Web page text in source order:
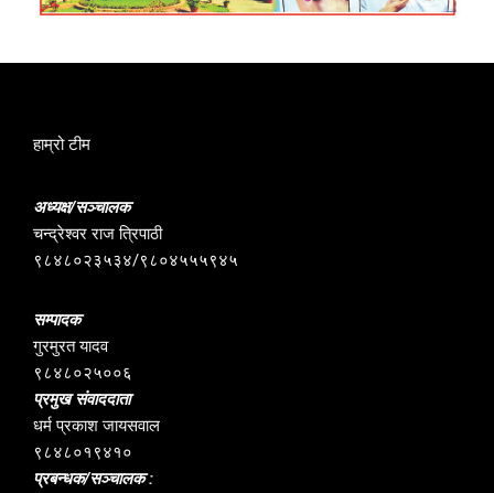
हाम्रो टीम
अध्यक्ष/सञ्चालक
चन्द्रेश्वर राज त्रिपाठी
९८४८०२३५३४/९८०४५५५९४५
सम्पादक
गुरमुरत यादव
९८४८०२५००६
प्रमुख संवाददाता
धर्म प्रकाश जायसवाल
९८४८०१९४१०
प्रबन्धक/सञ्चालक :